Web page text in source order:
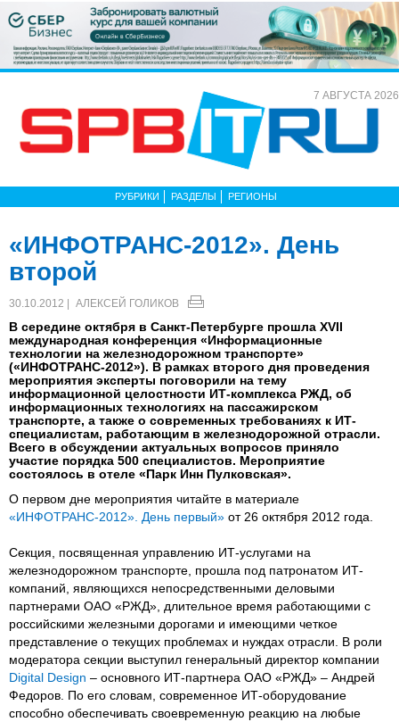
7 АВГУСТА 2026
РУБРИКИ РАЗДЕЛЫ РЕГИОНЫ
«ИНФОТРАНС-2012». День
второй
30.10.2012 | АЛЕКСЕЙ ГОЛИКОВ
В середине октября в Санкт-Петербурге прошла XVII
международная конференция «Информационные
технологии на железнодорожном транспорте»
(«ИНФОТРАНС-2012»). В рамках второго дня проведения
мероприятия эксперты поговорили на тему
информационной целостности ИТ-комплекса РЖД, об
информационных технологиях на пассажирском
транспорте, а также о современных требованиях к ИТ-
специалистам, работающим в железнодорожной отрасли.
Всего в обсуждении актуальных вопросов приняло
участие порядка 500 специалистов. Мероприятие
состоялось в отеле «Парк Инн Пулковская».
О первом дне мероприятия читайте в материале
«ИНФОТРАНС-2012». День первый» от 26 октября 2012 года.
Секция, посвященная управлению ИТ-услугами на
железнодорожном транспорте, прошла под патронатом ИТ-
компаний, являющихся непосредственными деловыми
партнерами ОАО «РЖД», длительное время работающими с
российскими железными дорогами и имеющими четкое
представление о текущих проблемах и нуждах отрасли. В роли
модератора секции выступил генеральный директор компании
Digital Design – основного ИТ-партнера ОАО «РЖД» – Андрей
Федоров. По его словам, современное ИТ-оборудование
способно обеспечивать своевременную реакцию на любые